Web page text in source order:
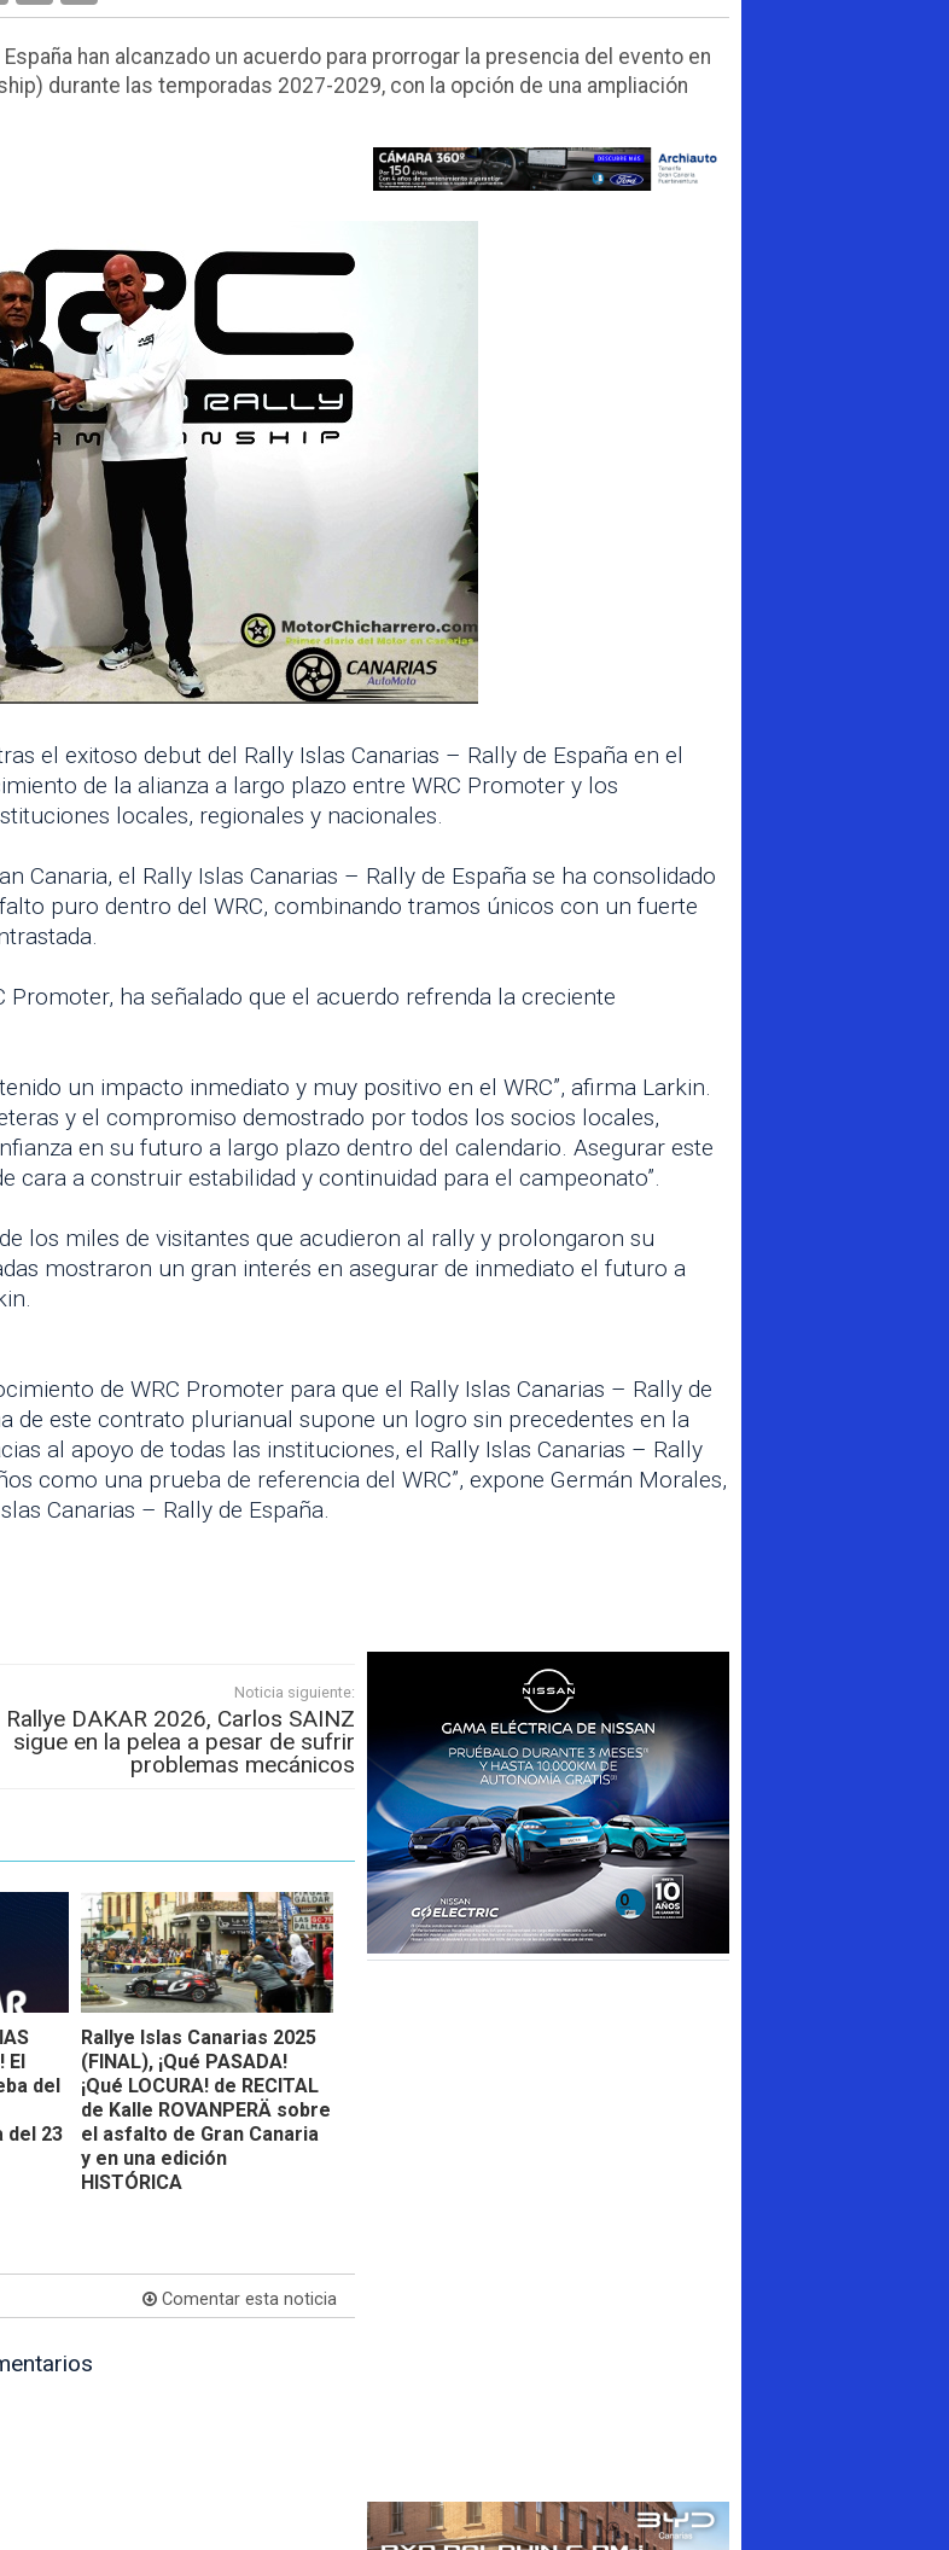
han alcanzado un acuerdo para prorrogar la presencia del evento en
durante las temporadas 2027-2029, con la opción de una ampliación
el exitoso debut del Rally Islas Canarias – Rally de España en el
de la alianza a largo plazo entre WRC Promoter y los
locales, regionales y nacionales.
Canaria, el Rally Islas Canarias – Rally de España se ha consolidado
puro dentro del WRC, combinando tramos únicos con un fuerte
ha señalado que el acuerdo refrenda la creciente
un impacto inmediato y muy positivo en el WRC”, afirma Larkin.
y el compromiso demostrado por todos los socios locales,
en su futuro a largo plazo dentro del calendario. Asegurar este
cara a construir estabilidad y continuidad para el campeonato”.
los miles de visitantes que acudieron al rally y prolongaron su
mostraron un gran interés en asegurar de inmediato el futuro a
de WRC Promoter para que el Rally Islas Canarias – Rally de
de este contrato plurianual supone un logro sin precedentes en la
al apoyo de todas las instituciones, el Rally Islas Canarias – Rally
como una prueba de referencia del WRC”, expone Germán Morales,
Canarias – Rally de España.
Noticia siguiente:
Rallye DAKAR 2026, Carlos SAINZ
sigue en la pelea a pesar de sufrir
problemas mecánicos
El
del
del 23
Rallye Islas Canarias 2025
(FINAL), ¡Qué PASADA!
¡Qué LOCURA! de RECITAL
de Kalle ROVANPERÄ sobre
el asfalto de Gran Canaria
y en una edición
HISTÓRICA
Comentar esta noticia